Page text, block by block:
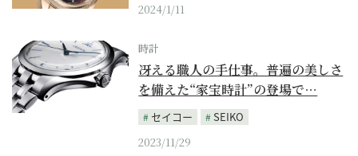
2024/1/11
時計
冴える職人の手仕事。普遍の美しさ
を備えた“家宝時計”の登場で…
セイコー
SEIKO
2023/11/29